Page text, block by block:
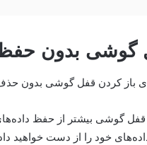
گوشی بدون
باز کردن قفل گوشی بدون
گوشی بیشتر از حفظ
خود را از دست خواهید